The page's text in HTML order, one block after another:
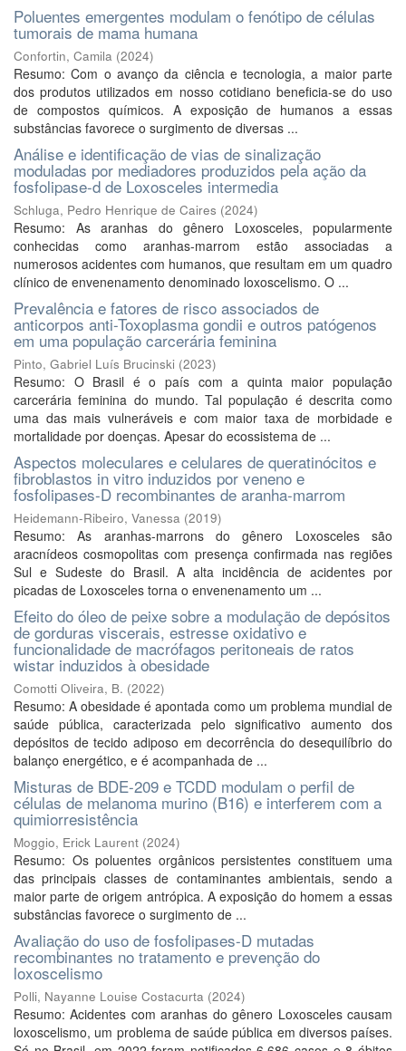
Poluentes emergentes modulam o fenótipo de células
tumorais de mama humana
Confortin, Camila (2024)
Resumo: Com o avanço da ciência e tecnologia, a maior parte
dos produtos utilizados em nosso cotidiano beneficia-se do uso
de compostos químicos. A exposição de humanos a essas
substâncias favorece o surgimento de diversas ...
Análise e identificação de vias de sinalização
moduladas por mediadores produzidos pela ação da
fosfolipase-d de Loxosceles intermedia
Schluga, Pedro Henrique de Caires (2024)
Resumo: As aranhas do gênero Loxosceles, popularmente
conhecidas como aranhas-marrom estão associadas a
numerosos acidentes com humanos, que resultam em um quadro
clínico de envenenamento denominado loxoscelismo. O ...
Prevalência e fatores de risco associados de
anticorpos anti-Toxoplasma gondii e outros patógenos
em uma população carcerária feminina
Pinto, Gabriel Luís Brucinski (2023)
Resumo: O Brasil é o país com a quinta maior população
carcerária feminina do mundo. Tal população é descrita como
uma das mais vulneráveis e com maior taxa de morbidade e
mortalidade por doenças. Apesar do ecossistema de ...
Aspectos moleculares e celulares de queratinócitos e
fibroblastos in vitro induzidos por veneno e
fosfolipases-D recombinantes de aranha-marrom
Heidemann-Ribeiro, Vanessa (2019)
Resumo: As aranhas-marrons do gênero Loxosceles são
aracnídeos cosmopolitas com presença confirmada nas regiões
Sul e Sudeste do Brasil. A alta incidência de acidentes por
picadas de Loxosceles torna o envenenamento um ...
Efeito do óleo de peixe sobre a modulação de depósitos
de gorduras viscerais, estresse oxidativo e
funcionalidade de macrófagos peritoneais de ratos
wistar induzidos à obesidade
Comotti Oliveira, B. (2022)
Resumo: A obesidade é apontada como um problema mundial de
saúde pública, caracterizada pelo significativo aumento dos
depósitos de tecido adiposo em decorrência do desequilíbrio do
balanço energético, e é acompanhada de ...
Misturas de BDE-209 e TCDD modulam o perfil de
células de melanoma murino (B16) e interferem com a
quimiorresistência
Moggio, Erick Laurent (2024)
Resumo: Os poluentes orgânicos persistentes constituem uma
das principais classes de contaminantes ambientais, sendo a
maior parte de origem antrópica. A exposição do homem a essas
substâncias favorece o surgimento de ...
Avaliação do uso de fosfolipases-D mutadas
recombinantes no tratamento e prevenção do
loxoscelismo
Polli, Nayanne Louise Costacurta (2024)
Resumo: Acidentes com aranhas do gênero Loxosceles causam
loxoscelismo, um problema de saúde pública em diversos países.